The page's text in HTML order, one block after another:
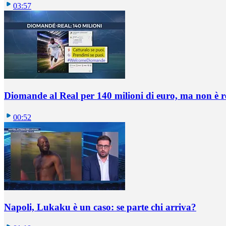
03:57
Diomande al Real per 140 milioni di euro, ma non è
00:52
Napoli, Lukaku è un caso: se parte chi arriva?